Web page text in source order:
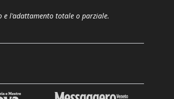
e l'adattamento totale o parziale.